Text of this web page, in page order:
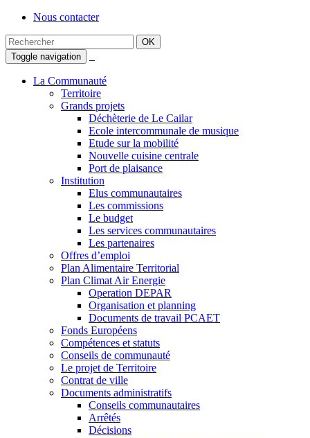
Nous contacter
Toggle navigation
La Communauté
Territoire
Grands projets
Déchèterie de Le Cailar
Ecole intercommunale de musique
Etude sur la mobilité
Nouvelle cuisine centrale
Port de plaisance
Institution
Elus communautaires
Les commissions
Le budget
Les services communautaires
Les partenaires
Offres d’emploi
Plan Alimentaire Territorial
Plan Climat Air Energie
Operation DEPAR
Organisation et planning
Documents de travail PCAET
Fonds Européens
Compétences et statuts
Conseils de communauté
Le projet de Territoire
Contrat de ville
Documents administratifs
Conseils communautaires
Arrêtés
Décisions